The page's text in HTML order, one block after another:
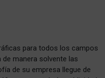
para todos los campos
manera solvente las
de su empresa llegue de